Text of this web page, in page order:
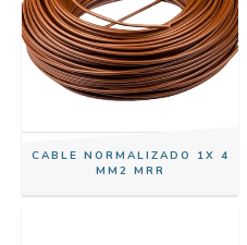
CABLE NORMALIZADO 1X 4
MM2 MRR